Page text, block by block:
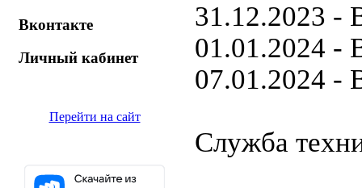
Вконтакте
Личный кабинет
Перейти на сайт
31.12.2023
01.01.2024
07.01.2024
Служба